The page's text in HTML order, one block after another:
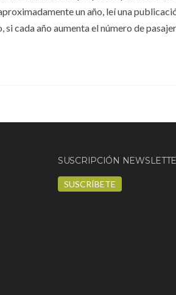
un año, leí una
si cada año aumenta el número de
SUSCRIPCIÓN
SUSCRÍBETE